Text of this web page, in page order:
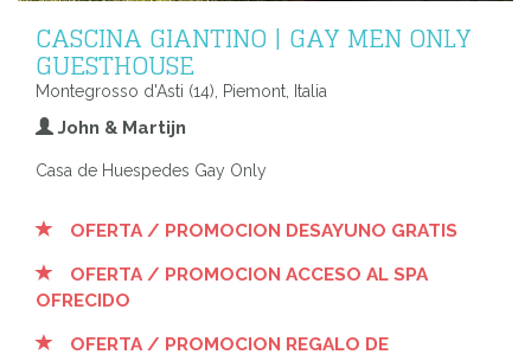
CASCINA GIANTINO | GAY MEN ONLY
GUESTHOUSE
Montegrosso d'Asti (14), Piemont, Italia
John & Martijn
Casa de Huespedes Gay Only
OFERTA / PROMOCION DESAYUNO GRATIS
OFERTA / PROMOCION ACCESO AL SPA
OFRECIDO
OFERTA / PROMOCION REGALO DE